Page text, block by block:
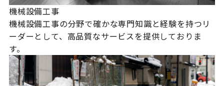
機械設備工事
機械設備工事の分野で確かな専門知識と経験を持つリ
ーダーとして、高品質なサービスを提供しておりま
す。